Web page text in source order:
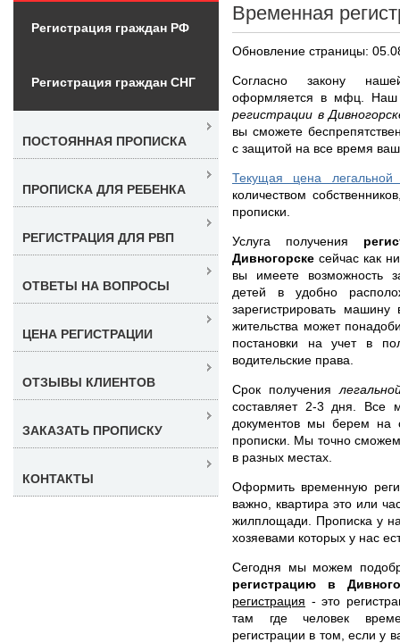
Временная
Обновление страницы:
Согласно закону
оформляется в мфц.
регистрации в
вы сможете
с защитой на все время
Текущая цена легальной
количеством
прописки.
Услуга получения
Дивногорске сейчас как
вы имеете возможность
детей в удобно
зарегистрировать
жительства может
постановки на учет в
водительские права.
Срок получения
составляет 2-3 дня. Все
документов мы берем на
прописки. Мы точно
в разных местах.
Оформить временную
важно, квартира это или
жилплощади. Прописка у
хозяевами которых у нас
Сегодня мы можем
регистрацию в
регистрация - это
там где человек
регистрации в том, если у
Регистрация граждан РФ
Регистрация граждан СНГ
ПОСТОЯННАЯ ПРОПИСКА
ПРОПИСКА ДЛЯ РЕБЕНКА
РЕГИСТРАЦИЯ ДЛЯ РВП
ОТВЕТЫ НА ВОПРОСЫ
ЦЕНА РЕГИСТРАЦИИ
ОТЗЫВЫ КЛИЕНТОВ
ЗАКАЗАТЬ ПРОПИСКУ
КОНТАКТЫ